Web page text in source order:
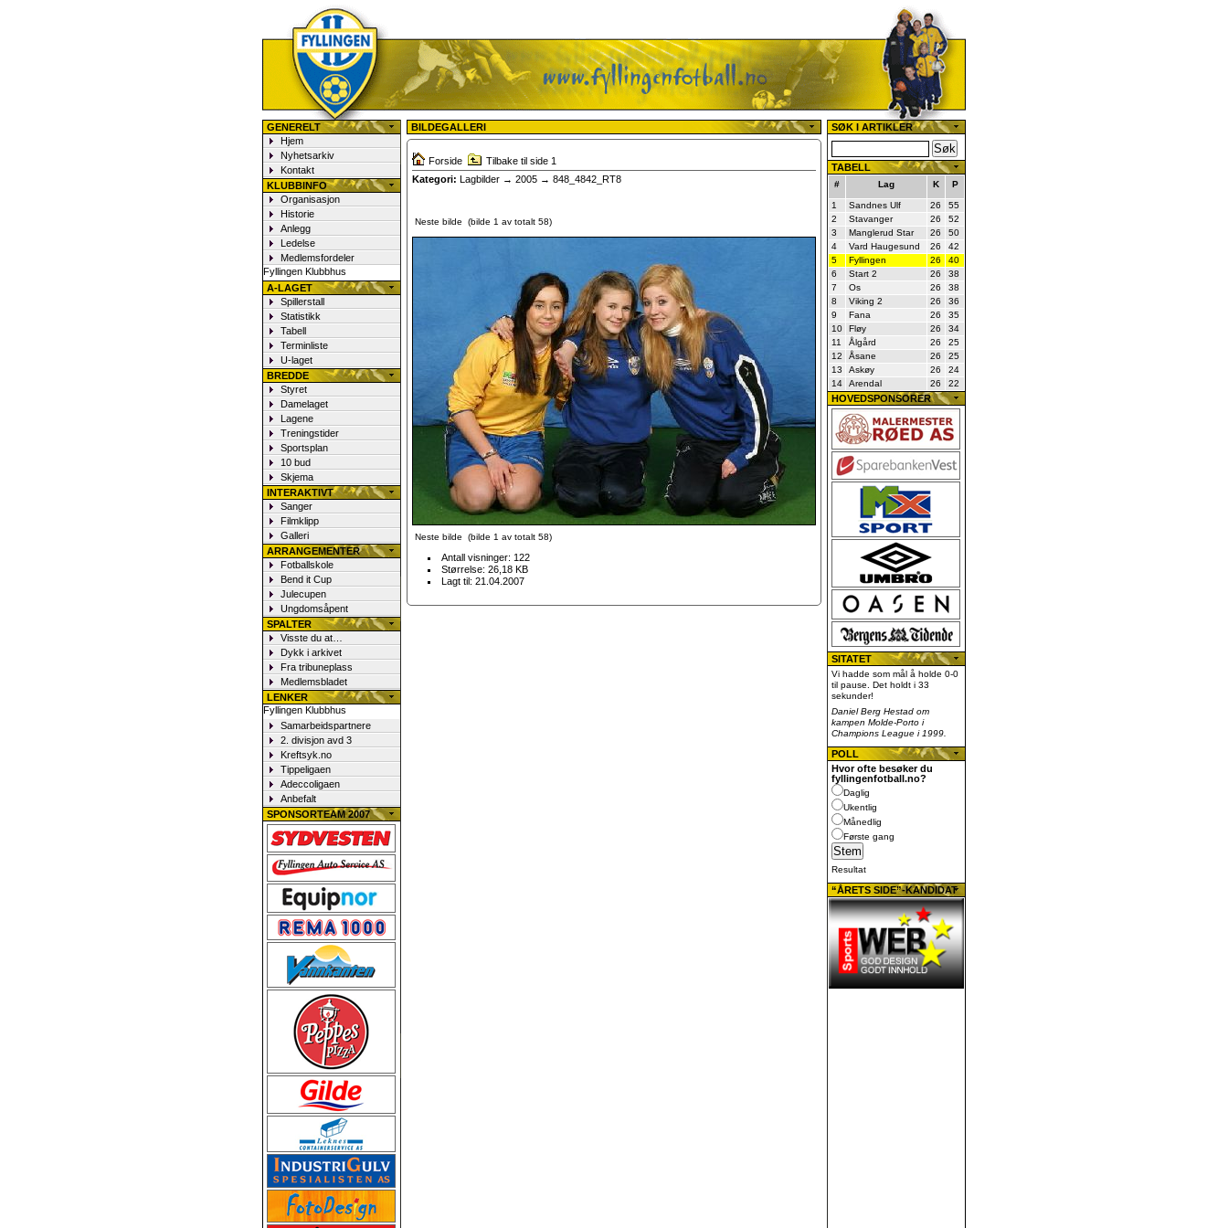
Fyllingen Fotball
GENERELT
Hjem
Nyhetsarkiv
Kontakt
KLUBBINFO
Organisasjon
Historie
Anlegg
Ledelse
Medlemsfordeler
Fyllingen Klubbhus
A-LAGET
Spillerstall
Statistikk
Tabell
Terminliste
U-laget
BREDDE
Styret
Damelaget
Lagene
Treningstider
Sportsplan
10 bud
Skjema
INTERAKTIVT
Sanger
Filmklipp
Galleri
ARRANGEMENTER
Fotballskole
Bend it Cup
Julecupen
Ungdomsåpent
SPALTER
Visste du at…
Dykk i arkivet
Fra tribuneplass
Medlemsbladet
LENKER
Fyllingen Klubbhus
Samarbeidspartnere
2. divisjon avd 3
Kreftsyk.no
Tippeligaen
Adeccoligaen
Anbefalt
SPONSORTEAM 2007
BILDEGALLERI
Forside
Tilbake til side 1
Kategori: Lagbilder → 2005 → 848_4842_RT8
Neste bilde (bilde 1 av totalt 58)
Neste bilde (bilde 1 av totalt 58)
Antall visninger: 122
Størrelse: 26,18 KB
Lagt til: 21.04.2007
SØK I ARTIKLER
TABELL
# Lag K P
1 Sandnes Ulf 26
55
2
Stavanger 26
52
3
Manglerud Star 26
50
4
Vard Haugesund 26
42
5
Fyllingen 26
40
6
Start 2 26
38
7
Os 26
38
8
Viking 2 26
36
9
Fana 26
35
10
Fløy 26
34
11
Ålgård 26
25
12
Åsane 26
25
13
Askøy 26
24
14
Arendal 26 22
HOVEDSPONSORER
SITATET
Vi hadde som mål å holde 0-0
til pause. Det holdt i 33
sekunder!
Daniel Berg Hestad om
kampen Molde-Porto i
Champions League i 1999.
POLL
Hvor ofte besøker du
fyllingenfotball.no?
Daglig
Ukentlig
Månedlig
Første gang
Resultat
“ÅRETS SIDE”-KANDIDAT